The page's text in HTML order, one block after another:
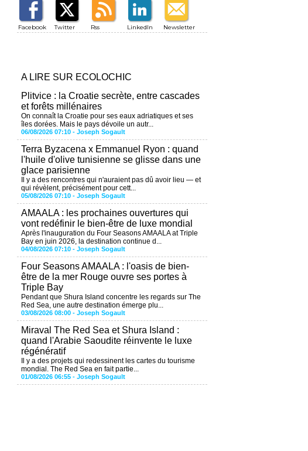
Facebook Twitter Rss LinkedIn Newsletter
A LIRE SUR ECOLOCHIC
Plitvice : la Croatie secrète, entre cascades
et forêts millénaires
On connaît la Croatie pour ses eaux adriatiques et ses
îles dorées. Mais le pays dévoile un autr...
06/08/2026 07:10 - Joseph Sogault
Terra Byzacena x Emmanuel Ryon : quand
l'huile d'olive tunisienne se glisse dans une
glace parisienne
Il y a des rencontres qui n'auraient pas dû avoir lieu — et
qui révèlent, précisément pour cett...
05/08/2026 07:10 - Joseph Sogault
AMAALA : les prochaines ouvertures qui
vont redéfinir le bien-être de luxe mondial
Après l'inauguration du Four Seasons AMAALA at Triple
Bay en juin 2026, la destination continue d...
04/08/2026 07:10 - Joseph Sogault
Four Seasons AMAALA : l'oasis de bien-
être de la mer Rouge ouvre ses portes à
Triple Bay
Pendant que Shura Island concentre les regards sur The
Red Sea, une autre destination émerge plu...
03/08/2026 08:00 - Joseph Sogault
Miraval The Red Sea et Shura Island :
quand l'Arabie Saoudite réinvente le luxe
régénératif
Il y a des projets qui redessinent les cartes du tourisme
mondial. The Red Sea en fait partie...
01/08/2026 06:55 - Joseph Sogault